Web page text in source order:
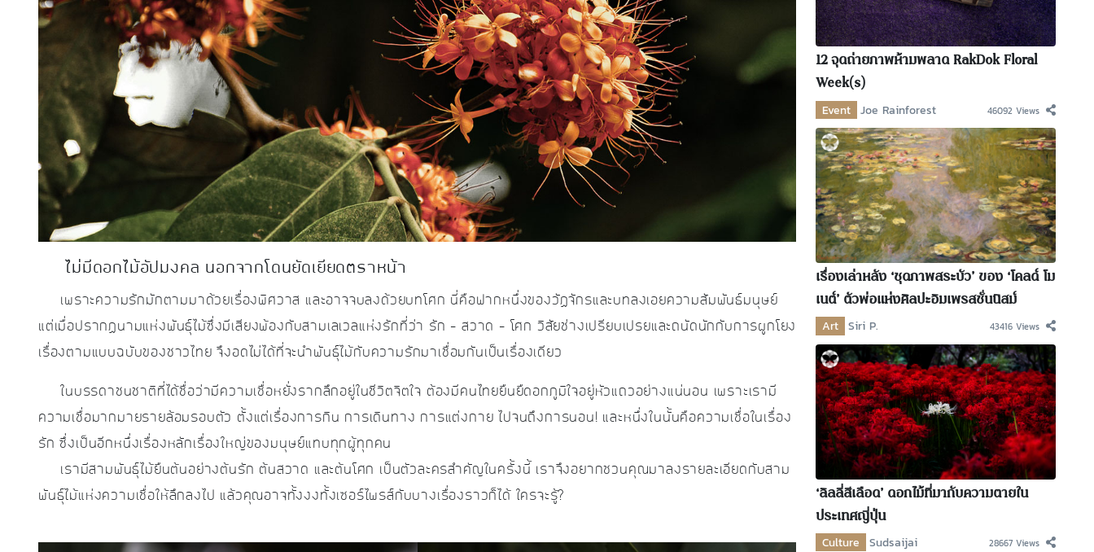
ไม่มีดอกไม้อัปมงคล นอกจากโดนยัดเยียดตราหน้า
เพราะความรักมักตามมาด้วยเรื่องพิศวาส และอาจจบลงด้วยบทโศก นี่คือฟากหนึ่งของวัฏจักรและบทลงเอยความสัมพันธ์มนุษย์
แต่เมื่อปรากฏนามแห่งพันธุ์ไม้ซึ่งมีเสียงพ้องกับสามเลเวลแห่งรักที่ว่า รัก – สวาด – โศก วิสัยช่างเปรียบเปรยและถนัดนักกับการผูกโยง
เรื่องตามแบบฉบับของชาวไทย จึงอดไม่ได้ที่จะนำพันธุ์ไม้กับความรักมาเชื่อมกันเป็นเรื่องเดียว
ในบรรดาชนชาติที่ได้ชื่อว่ามีความเชื่อหยั่งรากลึกอยู่ในชีวิตจิตใจ ต้องมีคนไทยยืนยืดอกภูมิใจอยู่หัวแถวอย่างแน่นอน เพราะเรามี
ความเชื่อมากมายรายล้อมรอบตัว ตั้งแต่เรื่องการกิน การเดินทาง การแต่งกาย ไปจนถึงการนอน! และหนึ่งในนั้นคือความเชื่อในเรื่อง
รัก ซึ่งเป็นอีกหนึ่งเรื่องหลักเรื่องใหญ่ของมนุษย์แทบทุกผู้ทุกคน
เรามีสามพันธุ์ไม้ยืนต้นอย่างต้นรัก ต้นสวาด และต้นโศก เป็นตัวละครสำคัญในครั้งนี้ เราจึงอยากชวนคุณมาลงรายละเอียดกับสาม
พันธุ์ไม้แห่งความเชื่อให้ลึกลงไป แล้วคุณอาจทั้งงงทั้งเซอร์ไพรส์กับบางเรื่องราวก็ได้ ใครจะรู้?
12 จุดถ่ายภาพห้ามพลาด RakDok Floral
Week(s)
Event Joe Rainforest 46092 Views
เรื่องเล่าหลัง ‘ชุดภาพสระบัว’ ของ ‘โคลด์ โม
เนต์’ ตัวพ่อแห่งศิลปะอิมเพรสชั่นนิสม์
Art Siri P. 43416 Views
‘ลิลลี่สีเลือด’ ดอกไม้ที่มากับความตายใน
ประเทศญี่ปุ่น
Culture Sudsaijai 28667 Views